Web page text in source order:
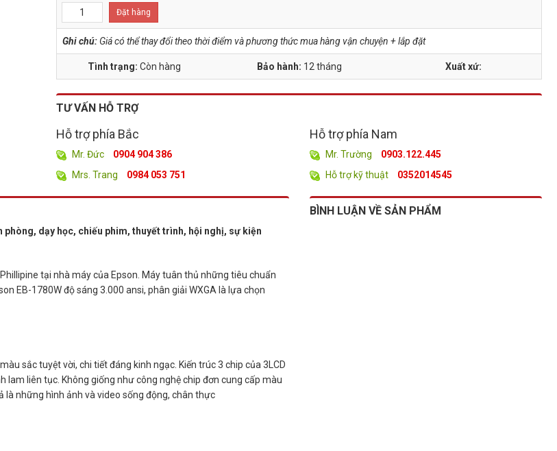
Đặt hàng
Ghi chú: Giá có thể thay đổi theo thời điểm và phương thức mua hàng vận chuyện + lắp đặt
Tình trạng:Còn hàng Bảo hành: 12 tháng Xuất xứ:
TƯ VẤN HỖ TRỢ
Hỗ trợ phía Bắc
Mr. Đức
0904 904 386
Mrs. Trang
0984 053 751
Hỗ trợ phía Nam
Mr. Trường
0903.122.445
Hỗ trợ kỹ thuật
0352014545
phòng, dạy học, chiếu phim, thuyết trình, hội nghị, sự kiện
tại nhà máy của Epson. Máy tuân thủ những tiêu chuẩn
EB-1780W độ sáng 3.000 ansi, phân giải WXGA là lựa chọn
sắc tuyệt vời, chi tiết đáng kinh ngạc. Kiến trúc 3 chip của 3LCD
lam liên tục. Không giống như công nghệ chip đơn cung cấp màu
là những hình ảnh và video sống động, chân thực
BÌNH LUẬN VỀ SẢN PHẨM